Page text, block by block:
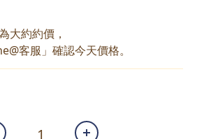
大約約價，
客服」確認今天價格。